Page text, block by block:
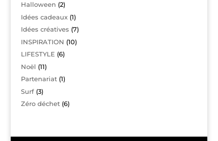
Halloween (2)
Idées cadeaux(1)
Idées créatives (7)
INSPIRATION (10)
LIFESTYLE (6)
Noël (11)
Partenariat(1)
Surf(3)
Zéro déchet(6)